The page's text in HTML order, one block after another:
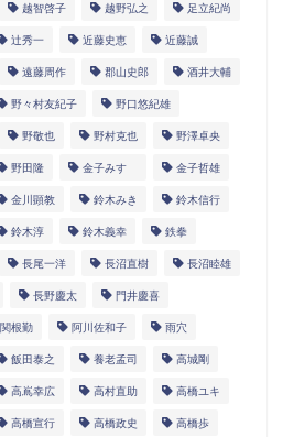
越智啓子 越野弘之 足立紀尚
辻秀一 近藤史恵 近藤誠
遠藤周作 郡山史郎 酒井大輔
野々村友紀子 野口悠紀雄
野敬也 野村克也 野澤卓央
野田隆 金子みすゞ 金子哲雄
金川顕教 鈴木みき 鈴木信行
鈴木淳 鈴木義幸 鉄拳
長尾一洋 長沼直樹 長沼睦雄
長野慶太 門井慶喜
関根勤 阿川佐和子 雨穴
飯田泰之 養老孟司 高城剛
高嶌幸広 高村直助 高橋ユキ
高橋宣行 高橋政史 高橋歩